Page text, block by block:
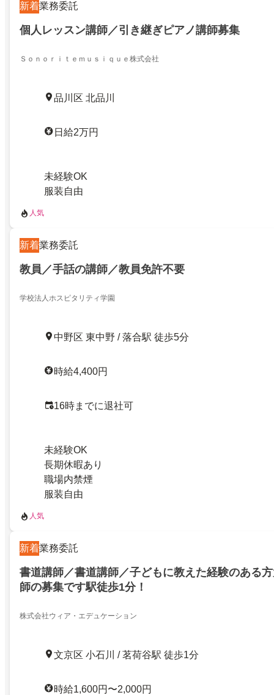
新着業務委託
個人レッスン講師／引き継ぎピアノ講師募集
Ｓｏｎｏｒｉｔｅｍｕｓｉｑｕｅ株式会社
品川区 北品川
日給2万円
未経験OK
服装自由
人気
新着業務委託
教員／手話の講師／教員免許不要
学校法人ホスピタリティ学園
中野区 東中野 / 落合駅 徒歩5分
時給4,400円
16時までに退社可
未経験OK
長期休暇あり
職場内禁煙
服装自由
人気
新着業務委託
書道講師／書道講師／子どもに教えた経験のある
師の募集です駅徒歩1分！
株式会社ウィア・エデュケーション
文京区 小石川 / 茗荷谷駅 徒歩1分
時給1,600円〜2,000円